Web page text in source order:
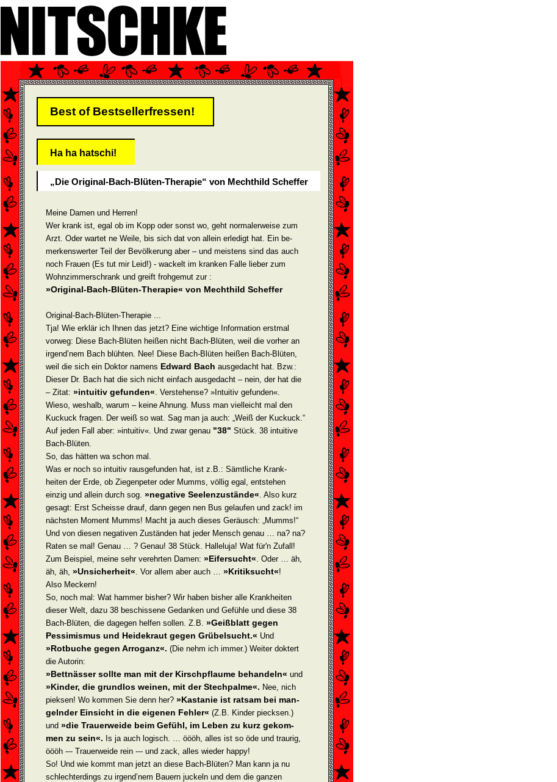
Best of Bestsellerfressen!
Ha ha hatschi!
„Die Original-Bach-Blüten-Therapie“ von Mechthild Scheffer
Meine Damen und Herren!
Wer krank ist, egal ob im Kopp oder sonst wo, geht normalerweise zum
Arzt. Oder wartet ne Weile, bis sich dat von allein erledigt hat. Ein be­
merkenswerter Teil der Bevölkerung aber – und meistens sind das auch
noch Frauen (Es tut mir Leid!) - wackelt im kranken Falle lieber zum
Wohnzimmerschrank und greift frohgemut zur :
»Original-Bach-Blüten-Therapie« von Mechthild Scheffer
Original-Bach-Blüten-Therapie ...
Tja! Wie erklär ich Ihnen das jetzt? Eine wichtige Information erstmal
vorweg: Diese Bach-Blüten heißen nicht Bach-Blüten, weil die vorher an
irgend’nem Bach blühten. Nee! Diese Bach-Blüten heißen Bach-Blüten,
weil die sich ein Doktor namens Edward Bach ausgedacht hat. Bzw.:
Dieser Dr. Bach hat die sich nicht einfach ausgedacht – nein, der hat die
– Zitat: »intuitiv gefunden«. Verstehense? »Intuitiv gefunden«.
Wieso, weshalb, warum – keine Ahnung. Muss man vielleicht mal den
Kuckuck fragen. Der weiß so wat. Sag man ja auch: „Weiß der Kuckuck.“
Auf jeden Fall aber: »intuitiv«. Und zwar genau "38" Stück. 38 intuitive
Bach-Blüten.
So, das hätten wa schon mal.
Was er noch so intuitiv rausgefunden hat, ist z.B.: Sämtliche Krank­
heiten der Erde, ob Ziegenpeter oder Mumms, völlig egal, entstehen
einzig und allein durch sog. »negative Seelenzustände«. Also kurz
gesagt: Erst Scheisse drauf, dann gegen nen Bus gelaufen und zack! im
nächsten Moment Mumms! Macht ja auch dieses Geräusch: „Mumms!“
Und von diesen negativen Zuständen hat jeder Mensch genau … na? na?
Raten se mal! Genau … ? Genau! 38 Stück. Halleluja! Wat für'n Zufall!
Zum Beispiel, meine sehr verehrten Damen: »Eifersucht«. Oder … äh,
äh, äh, »Unsicherheit«. Vor allem aber auch … »Kritiksucht«!
Also Meckern!
So, noch mal: Wat hammer bisher? Wir haben bisher alle Krankheiten
dieser Welt, dazu 38 beschissene Gedanken und Gefühle und diese 38
Bach-Blüten, die dagegen helfen sollen. Z.B. »Geißblatt gegen
Pessimismus und Heidekraut gegen Grübelsucht.« Und
»Rotbuche gegen Arroganz«. (Die nehm ich immer.) Weiter doktert
die Autorin:
»Bettnässer sollte man mit der Kirschpflaume behandeln« und
»Kinder, die grundlos weinen, mit der Stechpalme«. Nee, nich
pieksen! Wo kommen Sie denn her? »Kastanie ist ratsam bei man­
gelnder Einsicht in die eigenen Fehler« (Z.B. Kinder piecksen.)
und »die Trauerweide beim Gefühl, im Leben zu kurz gekom­
men zu sein«. Is ja auch logisch. … öööh, alles ist so öde und traurig,
öööh --- Trauerweide rein --- und zack, alles wieder happy!
So! Und wie kommt man jetzt an diese Bach-Blüten? Man kann ja nu
schlechterdings zu irgend’nem Bauern juckeln und dem die ganzen